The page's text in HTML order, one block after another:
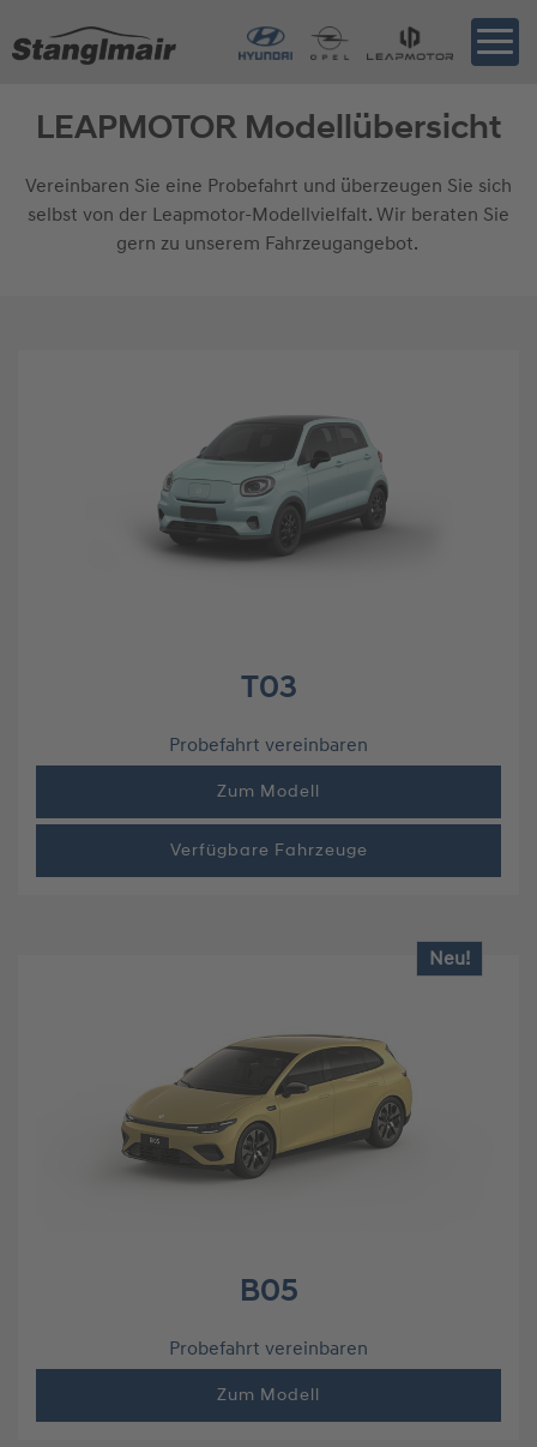
LEAPMOTOR Modellübersicht
Vereinbaren Sie eine Probefahrt und überzeugen Sie sich
selbst von der Leapmotor-Modellvielfalt. Wir beraten Sie
gern zu unserem Fahrzeugangebot.
T03
Probefahrt vereinbaren
Zum Modell
Verfügbare Fahrzeuge
Neu!
B05
Probefahrt vereinbaren
Zum Modell